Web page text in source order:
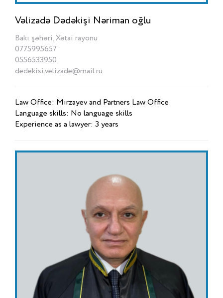
Vəlizadə Dədəkişi Nəriman oğlu
Bakı şəhəri, Xətai rayonu
0775995657
0556533950
dedekisi.velizade@mail.ru
Law Office: Mirzayev and Partners Law Office
Language skills: No language skills
Experience as a lawyer: 3 years